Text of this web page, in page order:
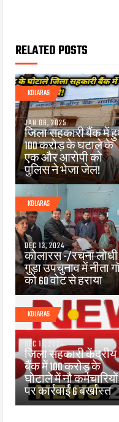
RELATED POSTS
KOLARAS
JAN 06, 2025
जिला सहकारी बैंक में
100 करोड़ के घटाले के
एक और आरोपी को
पुलिस ने भेजा जेल!
KOLARAS
DEC 13, 2024
कोलारस -/रचना
गुड़ा उपचुनाव में नीता
को 60 वोट से हराया
KOLARAS
DEC 11, 2024
जिला सहकारी केंद्रीय
बैंक में 100 करोड़ के
घोटाले में नौ कर्मचारियों
पर कार्रवाई 6 बर्खास्त